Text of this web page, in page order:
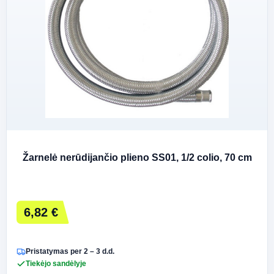
Žarnelė nerūdijančio plieno SS01, 1/2 colio, 70 cm
6,82 €
Pristatymas per 2 – 3 d.d.
Tiekėjo sandėlyje